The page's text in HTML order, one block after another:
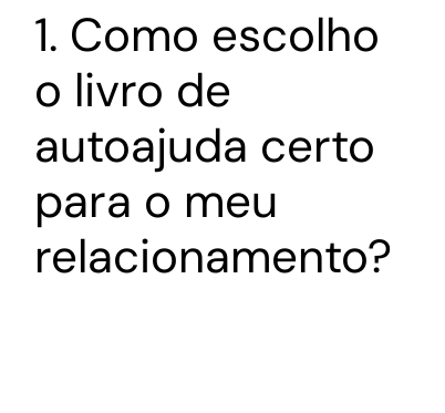
1. Como escolho
o livro de
autoajuda certo
para o meu
relacionamento?